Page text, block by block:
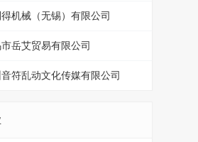
机械（无锡）有限公司
市岳艾贸易有限公司
符乱动文化传媒有限公司